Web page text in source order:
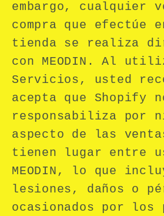
embargo, cualquier
compra que efectúe
tienda se realiza
con MEODIN. Al
Servicios, usted
acepta que Shopify
responsabiliza por
aspecto de las
tienen lugar entre
MEODIN, lo que
lesiones, daños o
ocasionados por los